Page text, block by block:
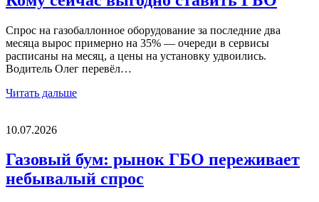
Спрос на газобаллонное оборудование за последние два
месяца вырос примерно на 35% — очереди в сервисы
расписаны на месяц, а цены на установку удвоились.
Водитель Олег перевёл…
Читать дальше
10.07.2026
Газовый бум: рынок ГБО переживает
небывалый спрос